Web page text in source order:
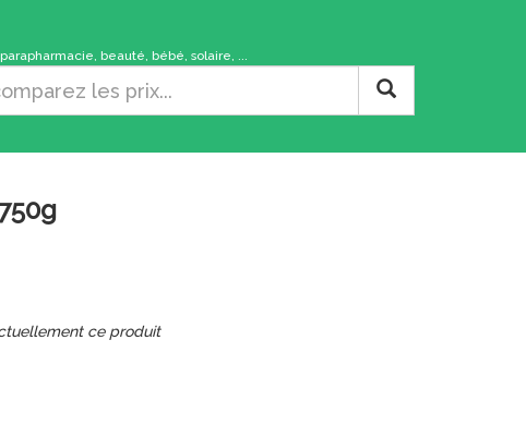
beauté, bébé, solaire, ...
ce produit